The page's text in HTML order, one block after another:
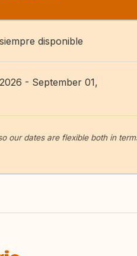
disponible
- September 01,
our dates are flexible both in